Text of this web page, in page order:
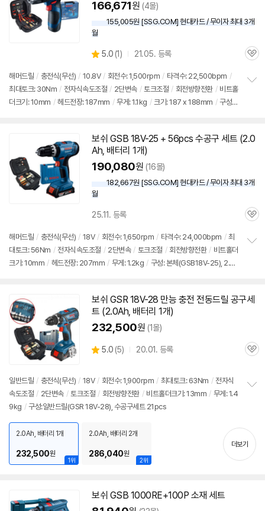
166,671원 (4몰)
155,005원 [SSG.COM] 현대카드 / 무이자 최대 3개
월
별
점
5.0 (상
리
뷰
1) 21.05. 등록
관
해머드릴 / 충전식(무선) / 10.8V / 회전수: 1,500rpm / 타격수: 22,500bpm /
최대토크: 30Nm / 전자식속도조절 / 2단변속 / 토크조절 / 회전방향전환 / 비트홀
더크기: 10mm / 헤드전장: 187mm / 무게: 1.1kg / 크기: 187 x 188mm / 구성:
기
보쉬 GSB 18V-25 + 56pcs 수공구 세트 (2.0
Ah, 배터리 1개)
190,080원 (16몰)
182,667원 [SSG.COM] 현대카드 / 무이자 최대 3개
월
25.11. 등록
관
해머드릴 / 충전식(무선) / 18V / 회전수: 1,650rpm / 타격수: 24,000bpm / 최
대토크: 56Nm / 전자식속도조절 / 2단변속 / 토크조절 / 회전방향전환 / 비트홀더
크기: 10mm / 헤드전장: 207mm / 무게: 1.2kg / 구성: 본체(GSB18V-25), 2.0A
기
보쉬 GSR 18V-28 만능 충전 전동드릴 공구세
트 (2.0Ah, 배터리 1개)
232,500원 (1몰)
별
5.0 (상
뷰
5) 20.01. 등록
관
일반드릴 / 충전식(무선) / 18V / 회전수: 1,900rpm / 최대토크: 63Nm / 전자식
속도조절 / 2단변속 / 토크조절 / 회전방향전환 / 비트홀더크기: 13mm / 무게: 1.4
9kg / 구성:일반드릴(GSR 18V-28), 수공구세트 21pcs
기
1위
2.0Ah, 배터리 1개
232,500원
2위
2.0Ah, 배터리 2개
286,040원
더보기
보쉬 GSB 1000RE+100P 소재 세트
세부정보 열기/접기